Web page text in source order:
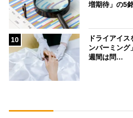
増期待」の5
10
ドライアイ
ンバーミン
週間は問…